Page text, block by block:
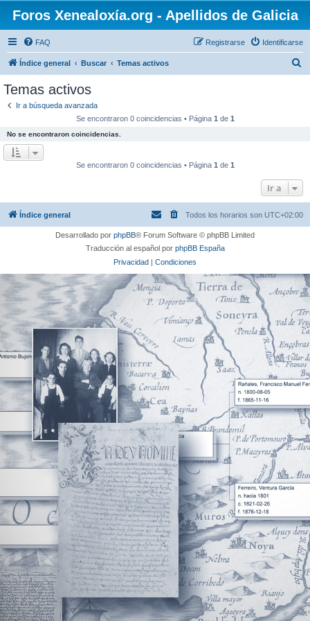
Foros Xenealoxía.org - Apellidos de Galicia
FAQ Identificarse
Registrarse
Índice general Buscar Temas activos
Temas activos
Ir a búsqueda avanzada
Se encontraron 0 coincidencias • Página 1 de 1
No se encontraron coincidencias.
Se encontraron 0 coincidencias • Página 1 de 1
Ir a
Índice general Todos los horarios son UTC+02:00
Desarrollado por phpBB® Forum Software © phpBB Limited
Traducción al español por phpBB España
Privacidad | Condiciones